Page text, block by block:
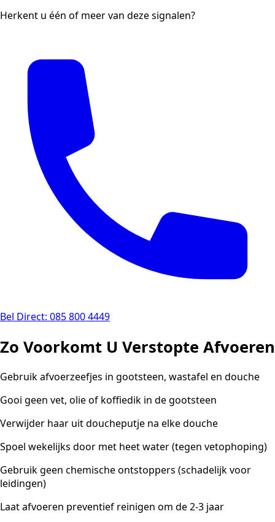
Herkent u één of meer van deze signalen?
Bel Direct: 085 800 4449
Zo Voorkomt U Verstopte Afvoeren
Gebruik afvoerzeefjes in gootsteen, wastafel en douche
Gooi geen vet, olie of koffiedik in de gootsteen
Verwijder haar uit doucheputje na elke douche
Spoel wekelijks door met heet water (tegen vetophoping)
Gebruik geen chemische ontstoppers (schadelijk voor
leidingen)
Laat afvoeren preventief reinigen om de 2-3 jaar